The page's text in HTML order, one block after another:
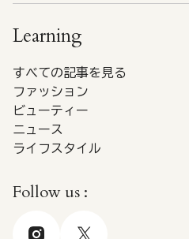
Learning
すべての記事を見る
ファッション
ビューティー
ニュース
ライフスタイル
Follow us :